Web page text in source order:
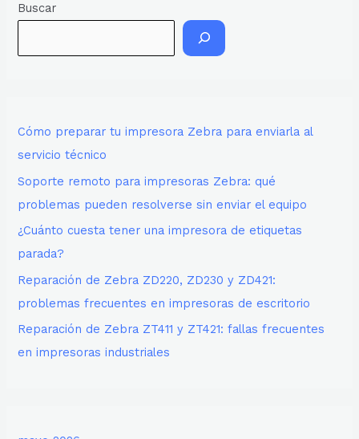
Buscar
Cómo preparar tu impresora Zebra para enviarla al
servicio técnico
Soporte remoto para impresoras Zebra: qué
problemas pueden resolverse sin enviar el equipo
¿Cuánto cuesta tener una impresora de etiquetas
parada?
Reparación de Zebra ZD220, ZD230 y ZD421:
problemas frecuentes en impresoras de escritorio
Reparación de Zebra ZT411 y ZT421: fallas frecuentes
en impresoras industriales